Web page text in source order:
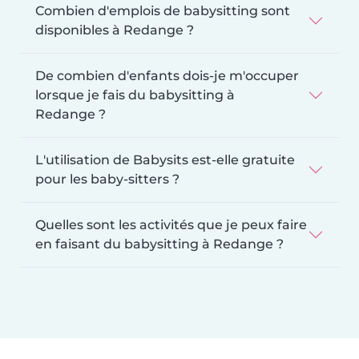
Combien d'emplois de babysitting sont
disponibles à Redange ?
De combien d'enfants dois-je m'occuper
lorsque je fais du babysitting à
Redange ?
L'utilisation de Babysits est-elle gratuite
pour les baby-sitters ?
Quelles sont les activités que je peux faire
en faisant du babysitting à Redange ?